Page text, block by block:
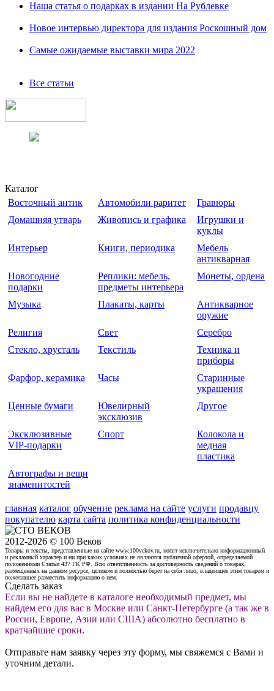
Наша статья о подарках в издании На Рублевке
Новое интервью директора для издания Роскошный дом
Самые ожидаемые выставки мира 2022
Все статьи
Каталог
Восточный антик
Автомобили раритет
Гравюры
Домашняя утварь
Живопись и графика
Игрушки и
куклы
Интерьер
Книги, периодика
Мебель
антикварная
Новогодние
подарки
Реплики: мебель,
предметы интерьера
Монеты, ордена
Музыка Плакаты, карты
Антикварное
оружие
Религия
Свет
Серебро
Стекло, хрусталь
Текстиль
Техника и
приборы
Фарфор, керамика
Часы
Старинные
украшения
Ценные бумаги
Ювелирный
эксклюзив
Другое
Эксклюзивные
VIP-подарки
Спорт
Колокола и
медная
пластика
Автографы и вещи
знаменитостей
главная каталог обучение реклама на сайте услуги продавцу
покупателю карта сайта политика конфиденциальности
2012-2026 © 100 Веков
Товары и тексты, представленные на сайте www.100vekov.ru, носят исключительно информационный
и рекламный характер и ни при каких условиях не являются публичной офертой, определяемой
положениями Статьи 437 ГК РФ. Всю ответственность за достоверность сведений о товарах,
размещенных на данном ресурсе, целиком и полностью берет на себя лицо, владеющее этим товаром и
пожелавшее разместить информацию о нем.
Сделать заказ
Если вы не найдете в каталоге необходимый предмет, мы
найдем его для вас в Москве или Санкт-Петербурге (а так же в
России, Европе, Азии или США) абсолютно бесплатно в
кратчайшие сроки.
Отправьте нам заявку через эту форму, мы свяжемся с Вами и
уточним детали.